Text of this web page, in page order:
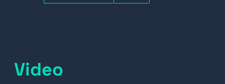
Video